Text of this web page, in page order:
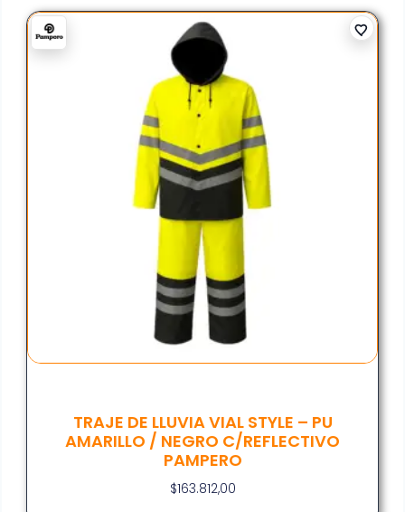
TRAJE DE LLUVIA VIAL STYLE – PU
AMARILLO / NEGRO C/REFLECTIVO
PAMPERO
$163.812,00